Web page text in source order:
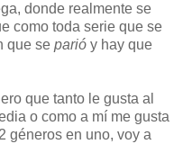
donde realmente se
como toda serie que se
que se parió y hay que
que tanto le gusta al
o como a mí me gusta
géneros en uno, voy a